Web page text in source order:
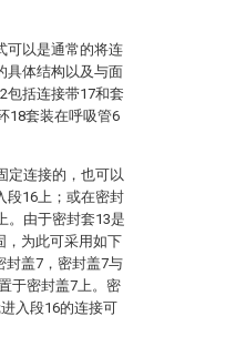
可以是通常的将连
具体结构以及与面
包括连接带17和套
18套装在呼吸管6
定连接的，也可以
段16上；或在密封
。由于密封套13是
，为此可采用如下
封盖7，密封盖7与
于密封盖7上。密
入段16的连接可